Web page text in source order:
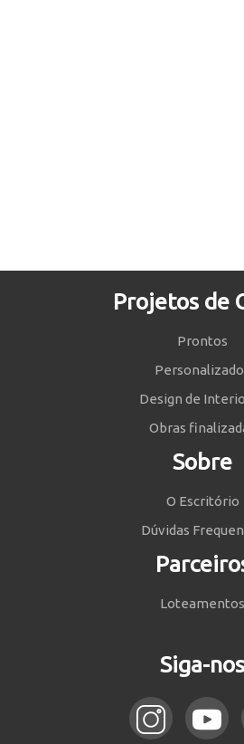
Projetos de
Prontos
Design de
Obras
Sobre
O Escritório
Dúvidas
Loteamentos
Siga-nos